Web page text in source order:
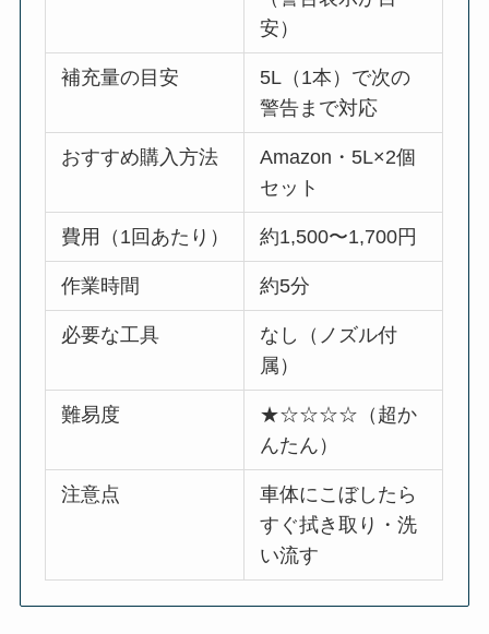
安）
補充量の目安
5L（1本）で次の
警告まで対応
おすすめ購入方法
Amazon・5L×2個
セット
費用（1回あたり） 約1,500〜1,700円
作業時間 約5分
必要な工具
なし（ノズル付
属）
難易度
★☆☆☆☆（超か
んたん）
注意点
車体にこぼしたら
すぐ拭き取り・洗
い流す